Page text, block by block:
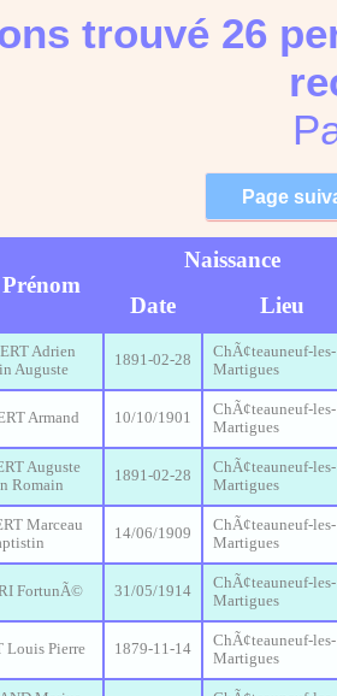
trouvé 26
Naissance
Date
Lieu
Adrien
Auguste
1891-02-28
ChÃ¢teauneuf-les-
Martigues
Armand 10/10/1901
ChÃ¢teauneuf-les-
Martigues
Auguste
Romain
1891-02-28
ChÃ¢teauneuf-les-
Martigues
Marceau
14/06/1909
ChÃ¢teauneuf-les-
Martigues
FortunÃ© 31/05/1914
ChÃ¢teauneuf-les-
Martigues
Louis Pierre 1879-11-14
ChÃ¢teauneuf-les-
Martigues